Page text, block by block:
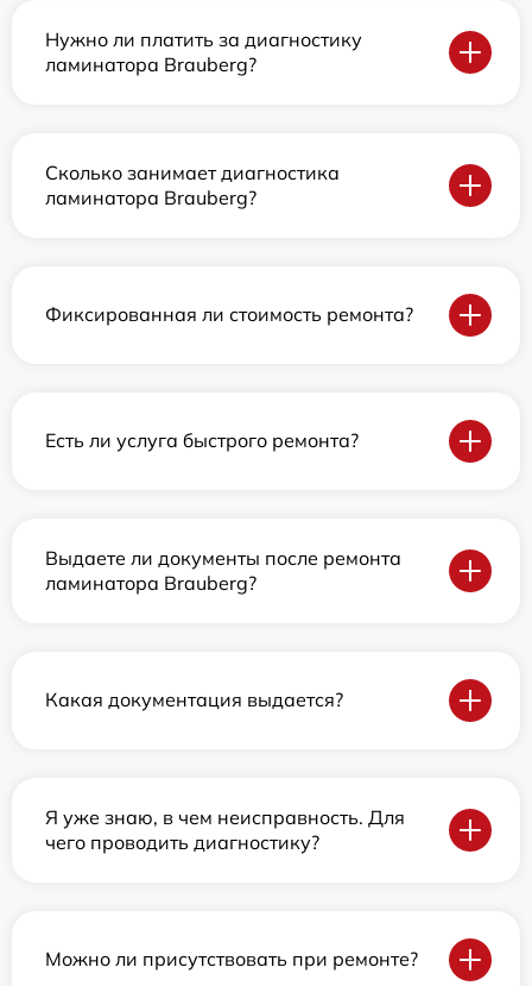
Нужно ли платить за диагностику
ламинатора Brauberg?
Сколько занимает диагностика
ламинатора Brauberg?
Фиксированная ли стоимость ремонта?
Есть ли услуга быстрого ремонта?
Выдаете ли документы после ремонта
ламинатора Brauberg?
Какая документация выдается?
Я уже знаю, в чем неисправность. Для
чего проводить диагностику?
Можно ли присутствовать при ремонте?